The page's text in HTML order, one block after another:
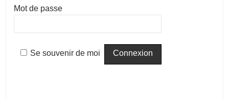
Mot de passe
Se souvenir de moi